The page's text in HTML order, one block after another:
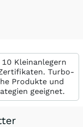
Kleinanlegern
Turbo-
Produkte und
geeignet.